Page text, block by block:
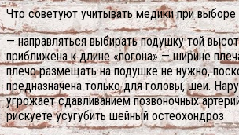
Что советуют учитывать медики при
— направляться выбирать подушку той
приближена к длине «погона» — ширине
плечо размещать на подушке не нужно,
предназначена только для головы, шеи.
угрожает сдавливанием позвоночных
рискуете усугубить шейный остеохондроз